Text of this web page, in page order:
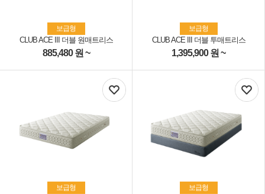
보급형
CLUB ACE III 더블 원매트리스
885,480원 ~
보급형
CLUB ACE III 더블 투매트리스
1,395,900원 ~
보급형 보급형